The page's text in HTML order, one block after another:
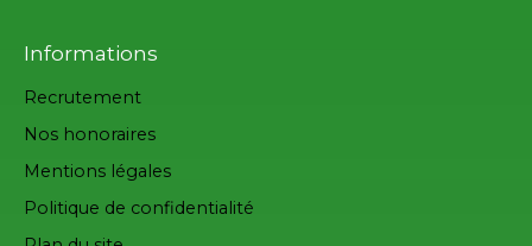
Informations
Recrutement
Nos honoraires
Mentions légales
Politique de confidentialité